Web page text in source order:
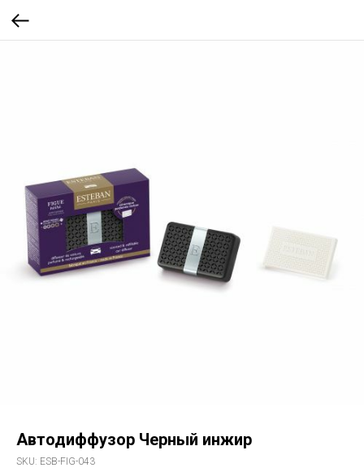
Автодиффузор Черный инжир
SKU: ESB-FIG-043